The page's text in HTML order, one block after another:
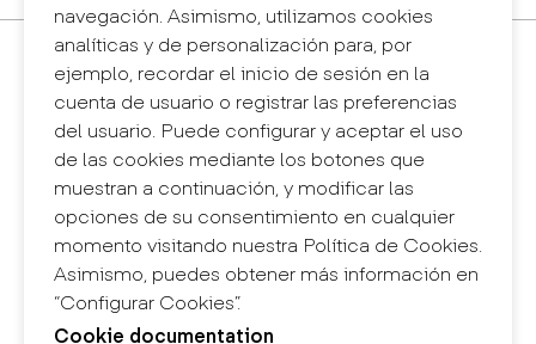
navegación. Asimismo, utilizamos cookies
analíticas y de personalización para, por
ejemplo, recordar el inicio de sesión en la
cuenta de usuario o registrar las preferencias
del usuario. Puede configurar y aceptar el uso
de las cookies mediante los botones que
muestran a continuación, y modificar las
opciones de su consentimiento en cualquier
momento visitando nuestra Política de Cookies.
Asimismo, puedes obtener más información en
“Configurar Cookies”.
Cookie documentation
Contacto
+34 932 030 923
info@eina.cat
Eina Sentmenat
Passeig Santa Eulàlia, 25
08017 Barcelona
+34 672 31 86 57
Eina Bosc